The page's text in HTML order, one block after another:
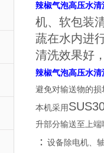
辣椒气泡高压水
机、软包装
蔬在水内进
清洗效果好
辣椒气泡高压水
避免对输送物的
本机采用
升部分输送至上
：设备除电机、